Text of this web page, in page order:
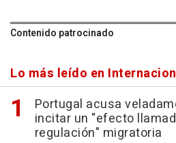
Contenido patrocinado
Lo más leído en
Portugal acusa
incitar un "efecto
regulación" migratoria